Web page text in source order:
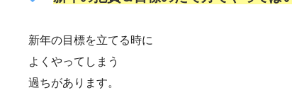
新年の目標を立てる時に
よくやってしまう
過ちがあります。